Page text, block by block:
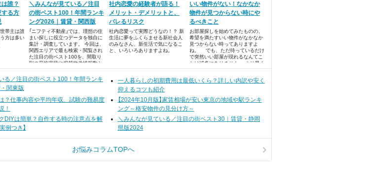
誰？
する方
帯主は誰
方は多い
＼みんなが見ている／注目
の街ベスト100！年間ランキ
ング2026｜賃貸・関西版
「ニフティ不動産」では、理想の住
まい探しに役立つデータを独自に
集計・調査しています。 今回は、
関西エリアで最も検索・閲覧され
た注目の街ベスト100を、間取り
別の平均家賃や掲載物件情報数と
ともに発表します！
社内恋愛の経験者が語る！
メリット・デメリットと、
バレるリスク
社内恋愛って実際どうなの！？ 新
生活に夢をふくらませる新社会人
のみなさん、新生活で気になるこ
と、いろいろありますよね。
いい物件がない！なかなか
物件が見つからない時にや
るべきこと
お部屋探しを始めてみたものの、
希望を満たすいい物件がなかなか
見つからない時ってありますよ
ね。 でも、ただ待っているだけ
で突然いい部屋が現れるなんてこ
とは滅多にありません。 より早く
希望の物件に出会うためにすべき
る／注目の街ベスト100！年間ランキ
関東版
一人暮らしの初期費用は最低いくら？詳しい内訳や安く
抑えるコツも紹介
？仕事内容や平均年収、試験の難易度
！
【2024年10月版】家賃相場が安い東京の地域や駅ランキ
ング～格安物件の見分け方～
DIYは簡単？自作する時の注意点を解
例つき】
＼みんなが見ている／注目の街ベスト30｜賃貸・静岡
県版2024
お悩みコラムTOPへ